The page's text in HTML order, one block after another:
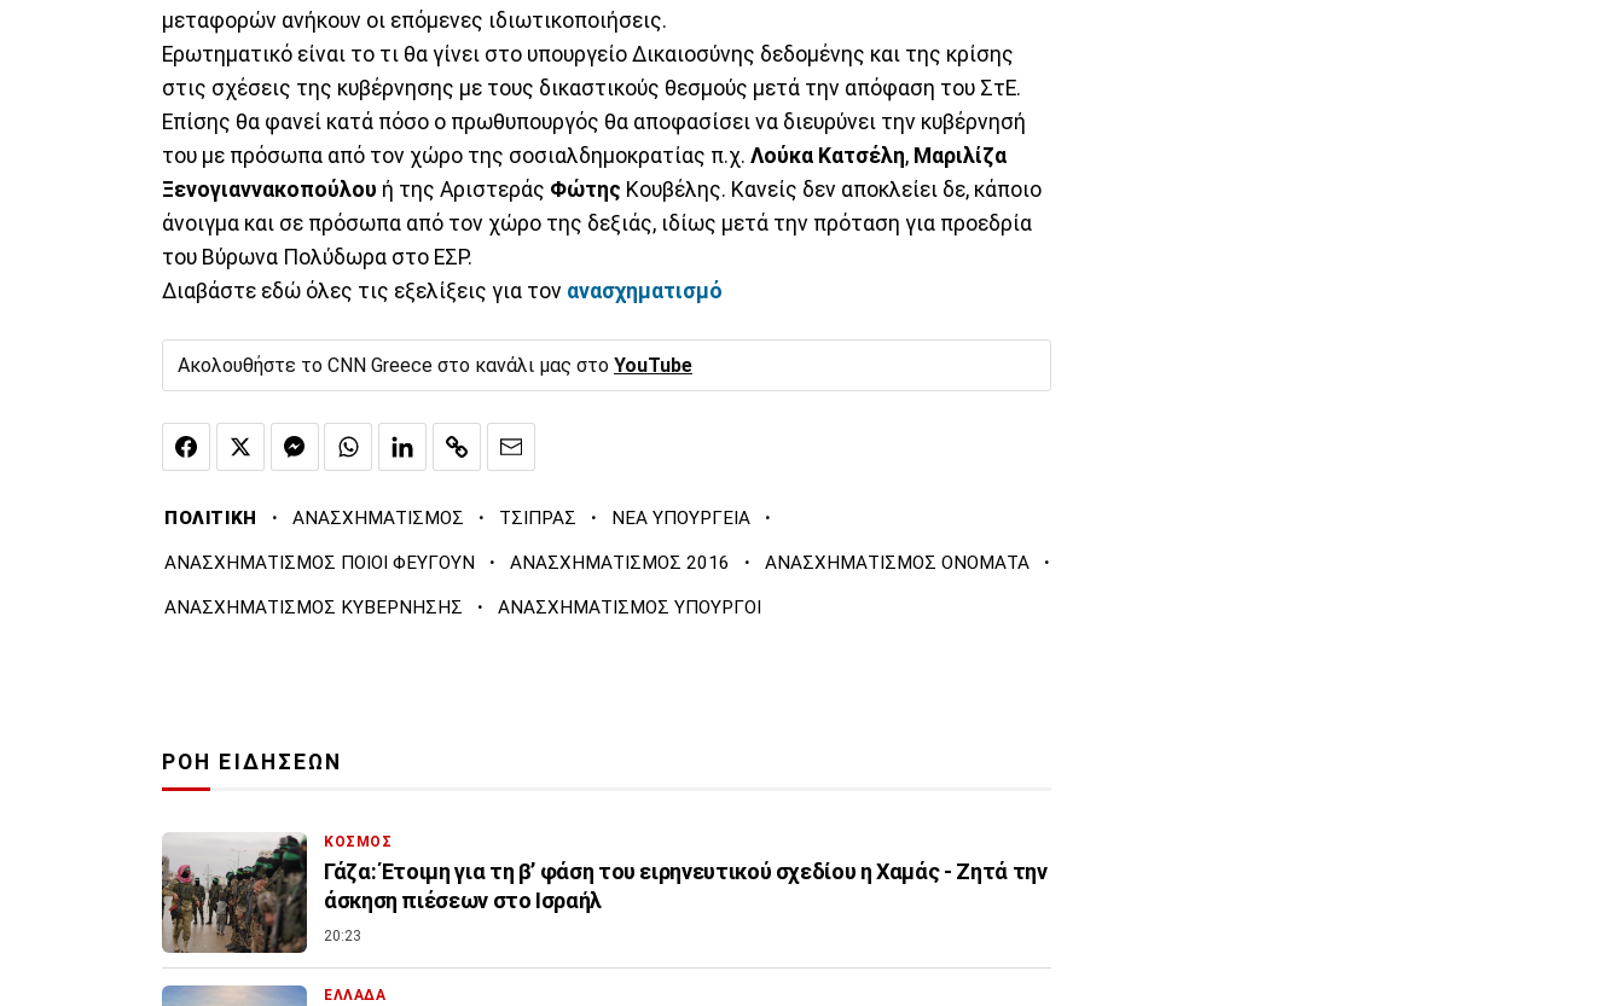
μεταφορών ανήκουν οι επόμενες ιδιωτικοποιήσεις.
Ερωτηματικό είναι το τι θα γίνει στο υπουργείο Δικαιοσύνης δεδομένης και της κρίσης
στις σχέσεις της κυβέρνησης με τους δικαστικούς θεσμούς μετά την απόφαση του ΣτΕ.
Επίσης θα φανεί κατά πόσο ο πρωθυπουργός θα αποφασίσει να διευρύνει την κυβέρνησή
του με πρόσωπα από τον χώρο της σοσιαλδημοκρατίας π.χ. Λούκα Κατσέλη, Μαριλίζα
Ξενογιαννακοπούλου ή της Αριστεράς Φώτης Κουβέλης. Κανείς δεν αποκλείει δε, κάποιο
άνοιγμα και σε πρόσωπα από τον χώρο της δεξιάς, ιδίως μετά την πρόταση για προεδρία
του Βύρωνα Πολύδωρα στο ΕΣΡ.
Διαβάστε εδώ όλες τις εξελίξεις για τον ανασχηματισμό
Ακολουθήστε το CNN Greece στο κανάλι μας στο YouTube
ΠΟΛΙΤΙΚΗ · ΑΝΑΣΧΗΜΑΤΙΣΜΟΣ · ΤΣΙΠΡΑΣ · ΝΕΑ ΥΠΟΥΡΓΕΙΑ ·
ΑΝΑΣΧΗΜΑΤΙΣΜΟΣ ΠΟΙΟΙ ΦΕΥΓΟΥΝ · ΑΝΑΣΧΗΜΑΤΙΣΜΟΣ 2016 · ΑΝΑΣΧΗΜΑΤΙΣΜΟΣ ΟΝΟΜΑΤΑ ·
ΑΝΑΣΧΗΜΑΤΙΣΜΟΣ ΚΥΒΕΡΝΗΣΗΣ · ΑΝΑΣΧΗΜΑΤΙΣΜΟΣ ΥΠΟΥΡΓΟΙ
ΡΟΗ ΕΙΔΗΣΕΩΝ
ΚΟΣΜΟΣ
Γάζα: Έτοιμη για τη β’ φάση του ειρηνευτικού σχεδίου η Χαμάς - Ζητά την
άσκηση πιέσεων στο Ισραήλ
20:23
ΕΛΛΑΔΑ